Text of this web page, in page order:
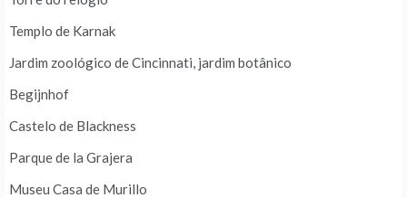
Templo de Karnak
Jardim zoológico de Cincinnati, jardim botânico
Begijnhof
Castelo de Blackness
Parque de la Grajera
Museu Casa de Murillo